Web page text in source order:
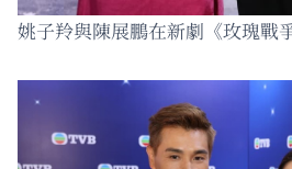
姚子羚與陳展鵬在新劇《玫瑰戰